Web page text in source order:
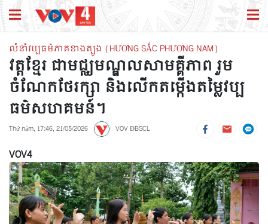
លំនាំវប្បធម៌ភាគខាងត្បូង (HƯƠNG SẮC PHƯƠNG NAM)
វត្តខ្មែរ ជាមជ្ឈមណ្ឌលសាមគ្គីភាព រួម
ចំណែកថែរក្សា និងលើកតម្កើងតម្លៃវប្ប
ធម៌សហគមន៍។
Thứ năm, 17:46, 21/05/2026 VOV ĐBSCL
VOV4